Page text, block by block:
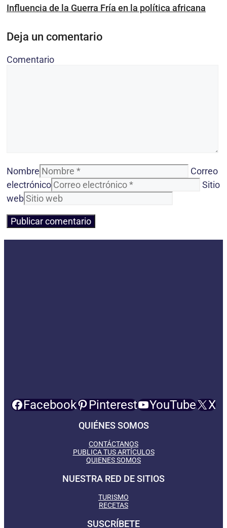
Influencia de la Guerra Fría en la política africana
Deja un comentario
Comentario
Nombre
Correo
electrónico
Sitio
web
Facebook Pinterest YouTube X
QUIÉNES SOMOS
CONTÁCTANOS
PUBLICA TUS ARTÍCULOS
QUIENES SOMOS
NUESTRA RED DE SITIOS
TURISMO
RECETAS
SUSCRÍBETE